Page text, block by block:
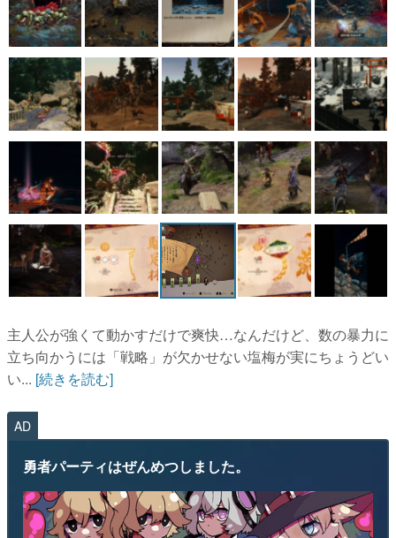
運営：株式会社マレ
主人公が強くて動かすだけで爽快…なんだけど、数の暴力に
立ち向かうには「戦略」が欠かせない塩梅が実にちょうどい
い... [続きを読む]
AD
勇者パーティはぜんめつしました。